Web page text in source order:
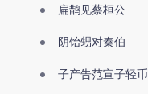
扁鹊见蔡桓公
阴饴甥对秦伯
子产告范宣子轻币